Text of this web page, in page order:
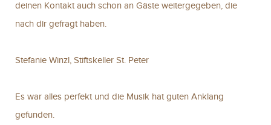
deinen Kontakt auch schon an Gäste weitergegeben, die
nach dir gefragt haben.
Stefanie Winzl, Stiftskeller St. Peter
Es war alles perfekt und die Musik hat guten Anklang
gefunden.